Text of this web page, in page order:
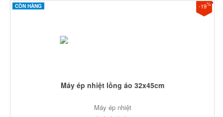
-19%
CÒN HÀNG
Máy ép nhiệt lồng áo 32x45cm
Máy ép nhiệt